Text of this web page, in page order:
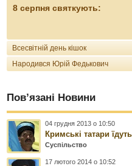
8 серпня святкують:
Всесвітній день кішок
Народився Юрій Федькович
Пов’язані Новини
04 грудня 2013 о 10:50
Кримські татари
Суспільство
17 лютого 2014 о 10:52